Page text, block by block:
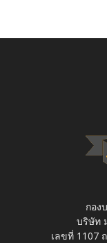
กอง
บริษัท
เลขที่ 1107